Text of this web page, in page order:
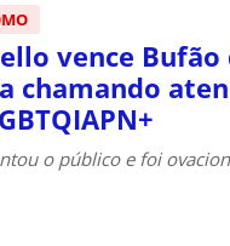
vence Bufão
chamando
o público e foi